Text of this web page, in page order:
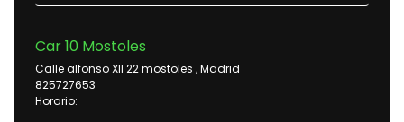
Car 10 Mostoles
Calle alfonso XII 22 mostoles , Madrid
825727653
Horario: